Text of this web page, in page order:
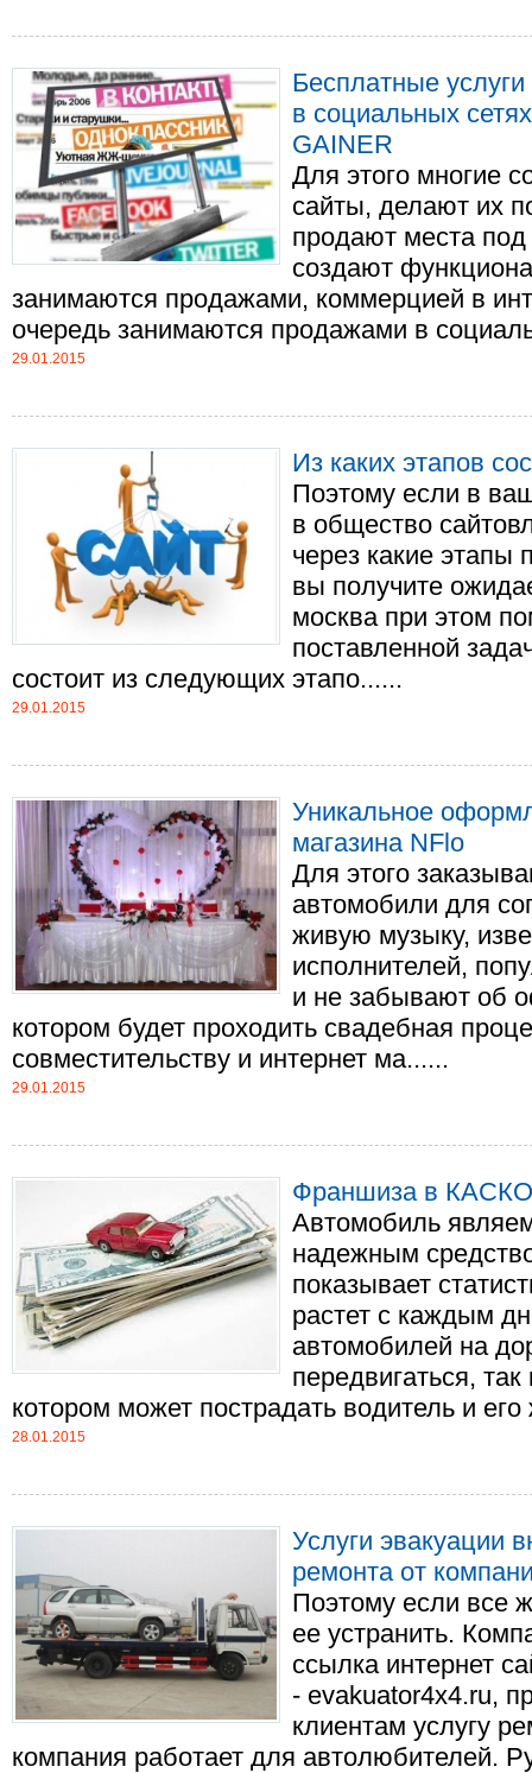
Бесплатные
в социальных
GAINER
Для этого многие
сайты, делают их
продают места
создают
занимаются продажами, коммерцией в
очередь занимаются продажами в
29.01.2015
Из каких этапов
Поэтому если в
в общество
через какие этапы
вы получите
москва при этом
поставленной
состоит из следующих этапо......
29.01.2015
Уникальное
магазина NFlo
Для этого
автомобили для
живую музыку,
исполнителей,
и не забывают об
котором будет проходить свадебная
совместительству и интернет ма......
29.01.2015
Франшиза в
Автомобиль
надежным
показывает
растет с каждым
автомобилей на
передвигаться,
котором может пострадать водитель и
28.01.2015
Услуги эвакуации
ремонта от
Поэтому если все
ее устранить.
ссылка интернет
- evakuator4x4.ru,
клиентам услугу
компания работает для автолюбителей.